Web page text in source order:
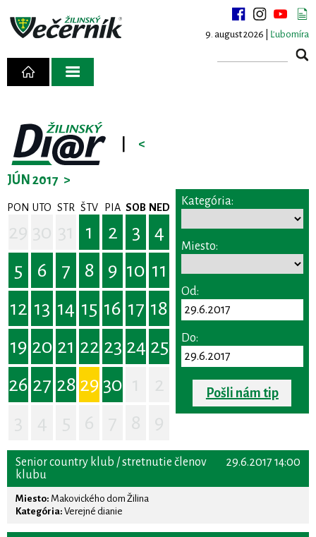
9. august 2026 | Ľubomíra
<
JÚN 2017 >
PON UTO STR ŠTV PIA SOB NED
1 2 3
4
5
6 7 8 9 10 11
12 13 14 15 16 17 18
19 20 21 22 23 24 25
26 27 28 29 30
Kategória:
Miesto:
Od:
Do:
Pošli nám tip
29.6.2017 14:00
Senior country klub / stretnutie členov
klubu
Miesto: Makovického dom Žilina
Kategória: Verejné dianie